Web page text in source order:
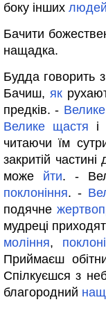
боку інших людей
Бачити
нащадка.
Будда говорить
Бачиш, як
предків. - Велике
Велике щастя і
читаючи їм
закритій частині
може йти. -
поклоніння. -
подячне
мудреці
моління,
Приймаєш
Спілкуєшся з
благородний